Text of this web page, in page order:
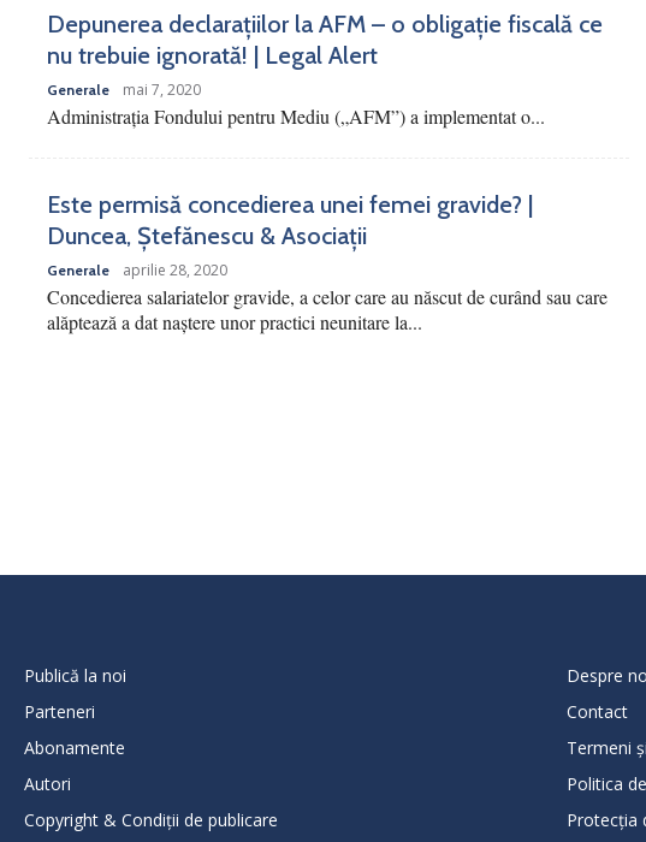
Depunerea declarațiilor la AFM – o obligație fiscală ce
nu trebuie ignorată! | Legal Alert
Generale mai 7, 2020
Administrația Fondului pentru Mediu („AFM”) a implementat o...
Este permisă concedierea unei femei gravide? |
Duncea, Ștefănescu & Asociații
Generale aprilie 28, 2020
Concedierea salariatelor gravide, a celor care au născut de curând sau care
alăptează a dat naștere unor practici neunitare la...
Publică la noi
Parteneri
Abonamente
Autori
Copyright & Condiții de publicare
Despre
Contact
Termeni
Politica
Protecţia